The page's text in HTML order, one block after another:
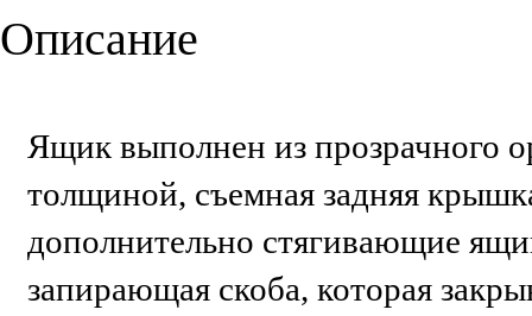
Описание
Ящик выполнен из прозрачного
толщиной, съемная задняя
дополнительно стягивающие
запирающая скоба, которая